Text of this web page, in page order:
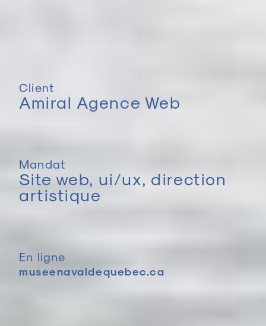
Client
Amiral Agence Web
Mandat
Site web, ui/ux, direction
artistique
En ligne
museenavaldequebec.ca